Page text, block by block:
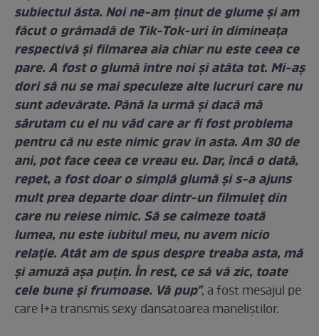
subiectul ăsta. Noi ne-am ţinut de glume şi am
făcut o grămadă de Tik-Tok-uri în dimineaţa
respectivă şi filmarea aia chiar nu este ceea ce
pare. A fost o glumă între noi şi atâta tot. Mi-aş
dori să nu se mai speculeze alte lucruri care nu
sunt adevărate. Până la urmă şi dacă mă
sărutam cu el nu văd care ar fi fost problema
pentru că nu este nimic grav în asta. Am 30 de
ani, pot face ceea ce vreau eu. Dar, încă o dată,
repet, a fost doar o simplă glumă şi s-a ajuns
mult prea departe doar dintr-un filmuleţ din
care nu reiese nimic. Să se calmeze toată
lumea, nu este iubitul meu, nu avem nicio
relaţie. Atât am de spus despre treaba asta, mă
şi amuză aşa puţin. În rest, ce să vă zic, toate
cele bune şi frumoase. Vă pup", a fost mesajul pe
care l+a transmis sexy dansatoarea maneliştilor.